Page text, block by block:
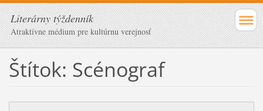
Literárny týždenník
Atraktívne médium pre kultúrnu verejnosť
Štítok: Scénograf